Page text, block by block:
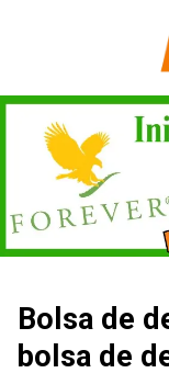
Bolsa de
bolsa de